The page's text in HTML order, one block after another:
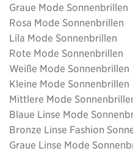
Graue Mode Sonnenbrillen
Rosa Mode Sonnenbrillen
Lila Mode Sonnenbrillen
Rote Mode Sonnenbrillen
Weiße Mode Sonnenbrillen
Kleine Mode Sonnenbrillen
Mittlere Mode
Blaue Linse Mode
Bronze Linse Fashion
Graue Linse Mode